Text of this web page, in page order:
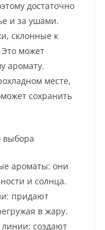
достаточно
и за ушами.
склонные к
может
аромату.
месте,
сохранить
выбора
ароматы: они
и солнца.
придают
в жару.
создают